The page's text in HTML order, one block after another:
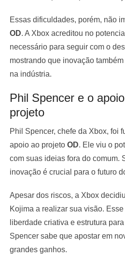
Essas dificuldades, porém, não
OD. A Xbox acreditou no
necessário para seguir com o
mostrando que inovação
na indústria.
Phil Spencer e o
projeto
Phil Spencer, chefe da Xbox, foi
apoio ao projeto OD. Ele viu o
com suas ideias fora do comum.
inovação é crucial para o futuro
Apesar dos riscos, a Xbox
Kojima a realizar sua visão.
liberdade criativa e estrutura
Spencer sabe que apostar em
grandes ganhos.